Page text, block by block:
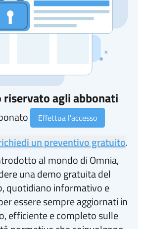
riservato agli abbonati
Effettua l'accesso
un preventivo gratuito.
al mondo di Omnia,
una demo gratuita del
quotidiano informativo e
essere sempre aggiornati in
efficiente e completo sulle